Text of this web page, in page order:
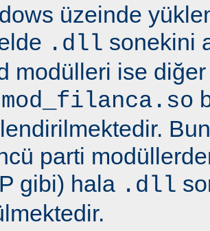
üzeinde
.dll sonekini
modülleri ise
mod_filanca.so
parti
gibi) hala .dll